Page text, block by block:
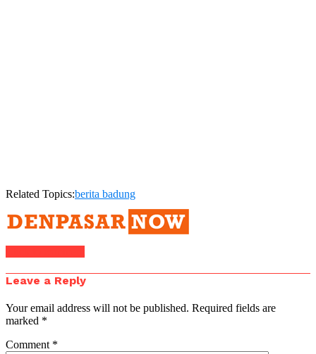
Related Topics:berita badung
Leave a Reply
Your email address will not be published. Required fields are
marked *
Comment *